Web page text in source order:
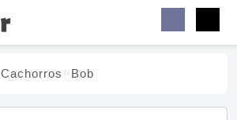
Cachorros Bob